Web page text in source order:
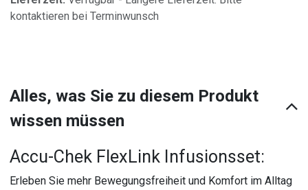
kontaktieren bei Terminwunsch
Alles, was Sie zu diesem Produkt
wissen müssen
Accu-Chek FlexLink Infusionsset:
Erleben Sie mehr Bewegungsfreiheit und Komfort im Alltag